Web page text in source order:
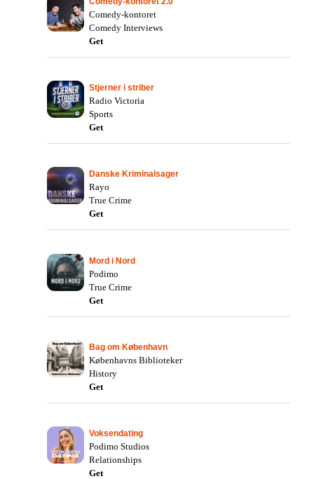
Comedy-kontoret
Comedy Interviews
Get
Stjerner i striber
Radio Victoria
Sports
Get
Danske Kriminalsager
Rayo
True Crime
Get
Mord i Nord
Podimo
True Crime
Get
Bag om København
Københavns Biblioteker
History
Get
Voksendating
Podimo Studios
Relationships
Get